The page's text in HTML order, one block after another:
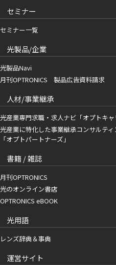
セミナー
セミナー一覧
光製品/企業
光製品Navi
月刊OPTRONICS 製品広告資料請求
人材/事業継承
光産業専門求職・求人ナビ「オプトキャ
光産業に特化した事業継承コンサルティ
「オプトパートナーズ」
書籍 / 雑誌
月刊OPTRONICS
光のオンライン書店
OPTRONICS eBOOK
光用語
レンズ辞典＆事典
運営サイト